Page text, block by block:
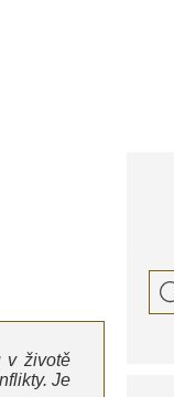
v životě
Je